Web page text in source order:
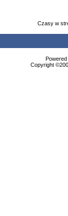
Czasy w
Copyright